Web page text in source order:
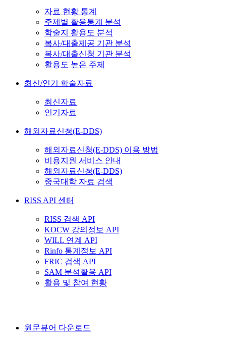
자료 현황 통계
주제별 활용통계 분석
학술지 활용도 분석
복사/대출제공 기관 분석
복사/대출신청 기관 분석
활용도 높은 주제
최신/인기 학술자료
최신자료
인기자료
해외자료신청(E-DDS)
해외자료신청(E-DDS) 이용 방법
비용지원 서비스 안내
해외자료신청(E-DDS)
중국대학 자료 검색
RISS API 센터
RISS 검색 API
KOCW 강의정보 API
WILL 연계 API
Rinfo 통계정보 API
FRIC 검색 API
SAM 분석활용 API
활용 및 참여 현황
원문뷰어 다운로드